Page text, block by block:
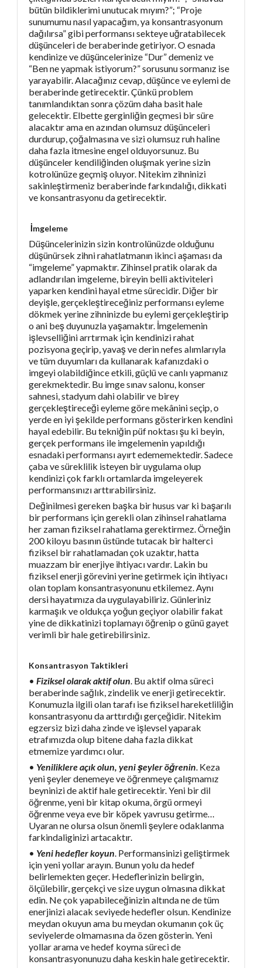
bütün bildiklerimi unutucak mıyım?”; “Proje
sunumumu nasıl yapacağım, ya konsantrasyonum
dağılırsa” gibi performansı sekteye uğratabilecek
düşünceleri de beraberinde getiriyor. O esnada
kendinize ve düşüncelerinize “Dur” demeniz ve
“Ben ne yapmak istiyorum?” sorusunu sormanız ise
yarayabilir. Alacağınız cevap, düşünce ve eylemi de
beraberinde getirecektir. Çünkü problem
tanımlandıktan sonra çözüm daha basit hale
gelecektir. Elbette gerginliğin geçmesi bir süre
alacaktır ama en azından olumsuz düşünceleri
durdurup, çoğalmasına ve sizi olumsuz ruh haline
daha fazla itmesine engel olduyorsunuz. Bu
düşünceler kendiliğinden oluşmak yerine sizin
kotrolünüze geçmiş oluyor. Nitekim zihninizi
sakinleştirmeniz beraberinde farkındalığı, dikkati
ve konsantrasyonu da getirecektir.
İmgeleme
Düşüncelerinizin sizin kontrolünüzde olduğunu
düşünürsek zihni rahatlatmanın ikinci aşaması da
“imgeleme” yapmaktır. Zihinsel pratik olarak da
adlandırılan imgeleme, bireyin belli aktiviteleri
yaparken kendini hayal etme sürecidir. Diğer bir
deyişle, gerçekleştireceğiniz performansı eyleme
dökmek yerine zihninizde bu eylemi gerçekleştirip
o ani beş duyunuzla yaşamaktır. İmgelemenin
işlevselliğini arrtırmak için kendinizi rahat
pozisyona geçirip, yavaş ve derin nefes alımlarıyla
ve tüm duyumları da kullanarak kafanızdaki o
imgeyi olabildiğince etkili, güçlü ve canlı yapmanız
gerekmektedir. Bu imge sınav salonu, konser
sahnesi, stadyum dahi olabilir ve birey
gerçekleştireceği eyleme göre mekânini seçip, o
yerde en iyi şekilde performans gösterirken kendini
hayal edebilir. Bu tekniğin püf noktası şu ki beyin,
gerçek performans ile imgelemenin yapıldığı
esnadaki performansı ayırt edememektedir. Sadece
çaba ve süreklilik isteyen bir uygulama olup
kendinizi çok farklı ortamlarda imgeleyerek
performansınızı arttırabilirsiniz.
Değinilmesi gereken başka bir husus var ki başarılı
bir performans için gerekli olan zihinsel rahatlama
her zaman fiziksel rahatlama gerektirmez. Örneğin
200 kiloyu basının üstünde tutacak bir halterci
fiziksel bir rahatlamadan çok uzaktır, hatta
muazzam bir enerjiye ihtiyacı vardır. Lakin bu
fiziksel enerji görevini yerine getirmek için ihtiyacı
olan toplam konsantrasyonunu etkilemez. Aynı
dersi hayatımıza da uygulayabiliriz. Günleriniz
karmaşık ve oldukça yoğun geçiyor olabilir fakat
yine de dikkatinizi toplamayı öğrenip o günü gayet
verimli bir hale getirebilirsiniz.
Konsantrasyon Taktikleri
• Fiziksel olarak aktif olun. Bu aktif olma süreci
beraberinde sağlık, zindelik ve enerji getirecektir.
Konumuzla ilgili olan tarafı ise fiziksel hareketliliğin
konsantrasyonu da arttırdığı gerçeğidir. Nitekim
egzersiz bizi daha zinde ve işlevsel yaparak
etrafımızda olup bitene daha fazla dikkat
etmemize yardımcı olur.
• Yeniliklere açık olun, yeni şeyler öğrenin. Keza
yeni şeyler denemeye ve öğrenmeye çalışmamız
beyninizi de aktif hale getirecektir. Yeni bir dil
öğrenme, yeni bir kitap okuma, örgü ormeyi
öğrenme veya eve bir köpek yavrusu getirme…
Uyaran ne olursa olsun önemli şeylere odaklanma
farkindaliginizi artacaktır.
• Yeni hedefler koyun. Performansinizi geliştirmek
için yeni yollar arayın. Bunun yolu da hedef
belirlemekten geçer. Hedeflerinizin belirgin,
ölçülebilir, gerçekçi ve size uygun olmasına dikkat
edin. Ne çok yapabileceğinizin altında ne de tüm
enerjinizi alacak seviyede hedefler olsun. Kendinize
meydan okuyun ama bu meydan okumanın çok üç
seviyelerde olmamasına da özen gösterin. Yeni
yollar arama ve hedef koyma süreci de
konsantrasyonunuzu daha keskin hale getirecektir.